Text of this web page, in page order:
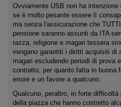
Ovviamente USB non ha
se è molto pesante essere lì
ma senza l'assicurazione che
pensione saranno assunti da ITA
razza, religione e magari tessera
vengano garantiti i diritti acquisiti di
magari escludendo periodi di prova
contratto, per quanto fatta in buona
errore e un favore a qualcuno.
Qualcuno, peraltro, in forte
della piazza che hanno costretto